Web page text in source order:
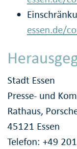
essen.de/
Stadt Essen
Presse- und
Rathaus,
45121 Essen
Telefon: +49